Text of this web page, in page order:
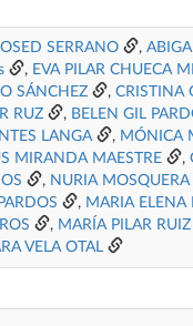
SERRANO ,
, EVA PILAR CHUECA
SÁNCHEZ , CRISTINA
RUZ , BELEN GIL
LANGA , MÓNICA
MIRANDA MAESTRE ,
, NURIA MOSQUERA
, MARIA
, MARÍA PILAR
VELA OTAL